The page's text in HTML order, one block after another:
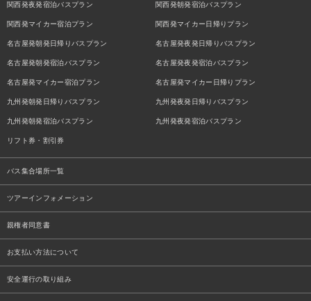
関西発夜発宿泊バスプラン 関西発朝発宿泊バスプラン
関西発マイカー宿泊プラン 関西発マイカー日帰りプラン
名古屋発朝発日帰りバスプラン 名古屋発夜発日帰りバスプラン
名古屋発朝発宿泊バスプラン 名古屋発夜発宿泊バスプラン
名古屋発マイカー宿泊プラン 名古屋発マイカー日帰りプラン
九州発朝発日帰りバスプラン 九州発夜発日帰りバスプラン
九州発朝発宿泊バスプラン 九州発夜発宿泊バスプラン
リフト券・割引券
バス集合場所一覧
ツアーインフォメーション
親権者同意書
お支払い方法について
安全運行の取り組み